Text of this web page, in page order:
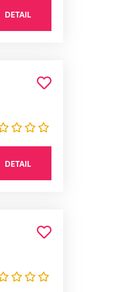
DETAIL
DETAIL